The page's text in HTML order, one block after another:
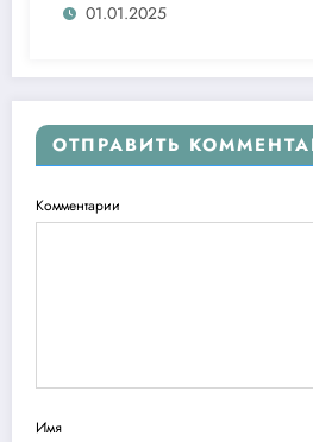
01.01.2025
ОТПРАВИТЬ
Комментарии
Имя